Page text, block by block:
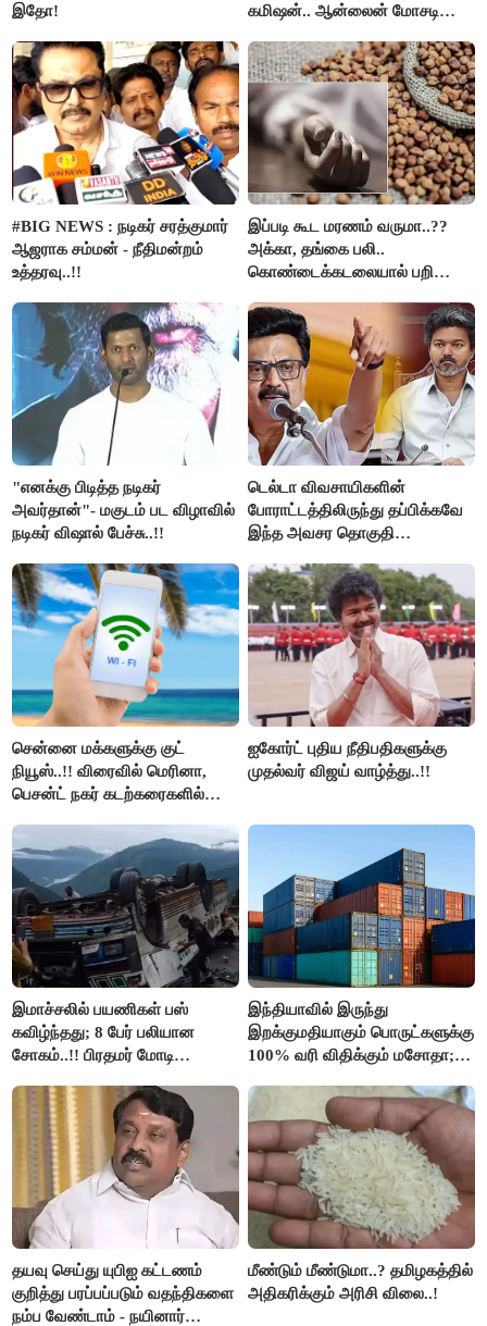
இதோ!
கமிஷன்.. ஆன்லைன் மோசடி
கைது..!!
#BIG NEWS : நடிகர் சரத்குமார்
ஆஜராக சம்மன் - நீதிமன்றம்
உத்தரவு..!!
இப்படி கூட மரணம் வருமா..??
அக்கா, தங்கை பலி..
கொண்டைக்கடலையால் பறிபோன
"எனக்கு பிடித்த நடிகர்
அவர்தான்"- மகுடம் பட விழாவில்
நடிகர் விஷால் பேச்சு..!!
டெல்டா விவசாயிகளின்
போராட்டத்திலிருந்து தப்பிக்கவே
இந்த அவசர தொகுதி
அரங்கேற்றுகிறார் முதலமைச்சர் -
திமுக ஐடி விங்..!!
சென்னை மக்களுக்கு குட்
நியூஸ்..!! விரைவில் மெரினா,
பெசன்ட் நகர் கடற்கரைகளில்
ஐகோர்ட் புதிய நீதிபதிகளுக்கு
முதல்வர் விஜய் வாழ்த்து..!!
இமாச்சலில் பயணிகள் பஸ்
கவிழ்ந்தது; 8 பேர் பலியான
சோகம்..!! பிரதமர் மோடி
இந்தியாவில் இருந்து
இறக்குமதியாகும் பொருட்களுக்கு
100% வரி விதிக்கும் மசோதா;
தயவு செய்து யுபிஐ கட்டணம்
குறித்து பரப்பப்படும் வதந்திகளை
நம்ப வேண்டாம் - நயினார்
மீண்டும் மீண்டுமா..? தமிழகத்தில்
அதிகரிக்கும் அரிசி விலை..!